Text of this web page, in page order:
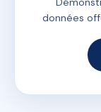
données